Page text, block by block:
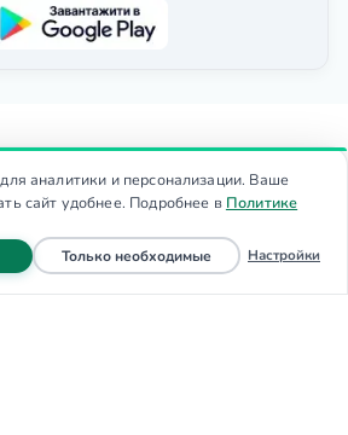
Звонок
02096, м. Київ, вул.
Київ, вул. Сімферопольська, 8
| E-mail:info@novamed.ua
аналитики и персонализации. Ваше
сайт удобнее. Подробнее в Политике
cookieТолько необходимыефайлы cookie
Настройки